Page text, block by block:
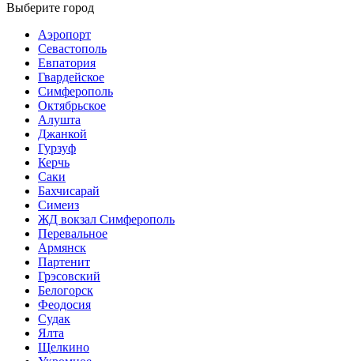
Выберите город
Аэропорт
Севастополь
Евпатория
Гвардейское
Симферополь
Октябрьское
Алушта
Джанкой
Гурзуф
Керчь
Саки
Бахчисарай
Симеиз
ЖД вокзал Симферополь
Перевальное
Армянск
Партенит
Грэсовский
Белогорск
Феодосия
Судак
Ялта
Щелкино